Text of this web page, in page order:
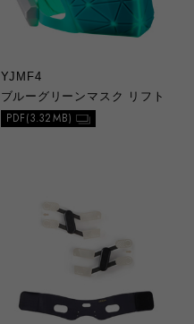
YJMF4
ブルーグリーンマスク リフト
PDF(3.32MB)